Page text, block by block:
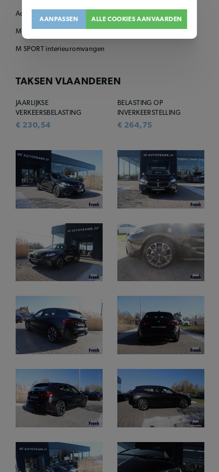
Actieve voetgangersbescherming
M SPORT EXTERIEURUMFAENGE
M SPORT interieuromvangen
TAKSEN VLAANDEREN
JAARLIJKSE
VERKEERSBELASTING
€ 230,54
BELASTING OP
INVERKEERSTELLING
€ 264,75
AANPASSEN ALLE COOKIES AANVAARDEN